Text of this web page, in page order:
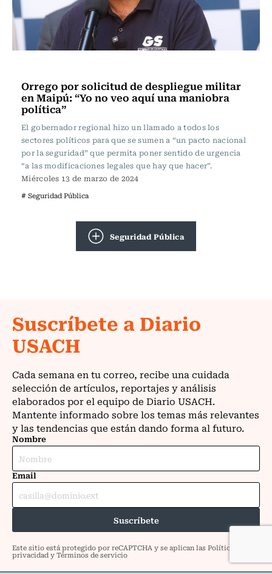
Orrego por solicitud de despliegue militar
en Maipú: “Yo no veo aquí una maniobra
política”
El gobernador regional hizo un llamado a todos los
sectores políticos para que se sumen a “un pacto nacional
por la seguridad” que permita poner sentido de urgencia
“a las modificaciones legales que hay que hacer”.
Miércoles 13 de marzo de 2024
# Seguridad Pública
Seguridad Pública